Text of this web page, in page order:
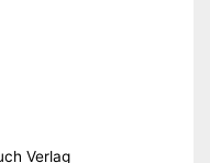
Verlag